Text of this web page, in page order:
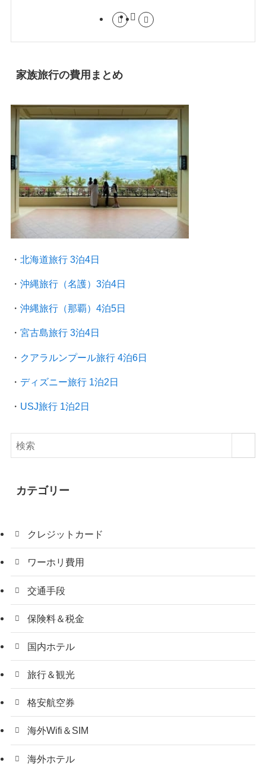
家族旅行の費用まとめ
・ 北海道旅行 3泊4日
・ 沖縄旅行（名護）3泊4日
・ 沖縄旅行（那覇）4泊5日
・ 宮古島旅行 3泊4日
・ クアラルンプール旅行 4泊6日
・ ディズニー旅行 1泊2日
・ USJ旅行 1泊2日
カテゴリー
クレジットカード
ワーホリ費用
交通手段
保険料＆税金
国内ホテル
旅行＆観光
格安航空券
海外Wifi＆SIM
海外ホテル